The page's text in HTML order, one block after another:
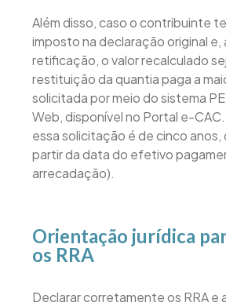
Além disso, caso o contribuinte
imposto na declaração original e,
retificação, o valor recalculado
restituição da quantia paga a
solicitada por meio do sistema
Web, disponível no Portal e-
essa solicitação é de cinco
partir da data do efetivo
arrecadação).
Orientação jurídica
os RRA
Declarar corretamente os RRA e